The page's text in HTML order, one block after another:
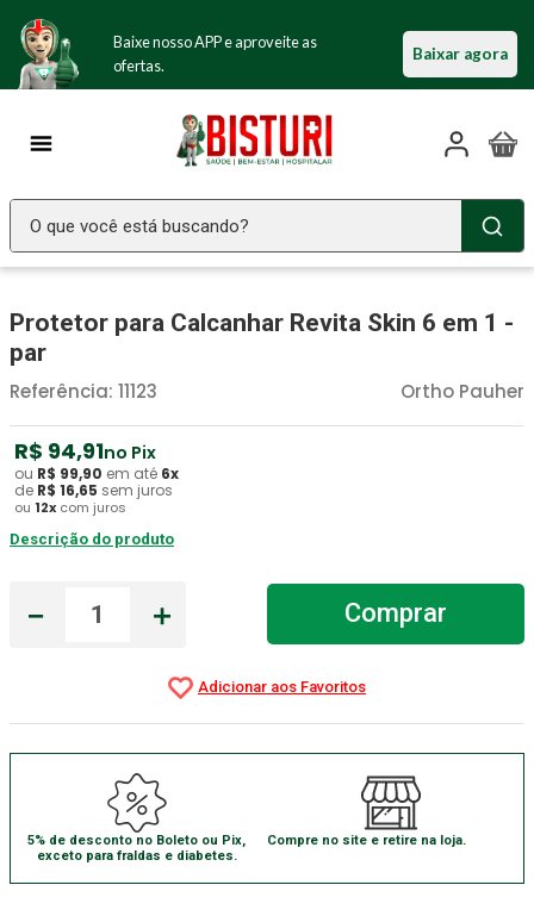
Baixe nosso APP e aproveite as
ofertas.
Baixar agora
O que você está buscando?
Protetor para Calcanhar Revita Skin 6 em 1 -
par
Ortho Pauher
Referência: 11123
R$ 94,91no Pix
ou R$ 99,90 em até 6x
de R$ 16,65 sem juros
ou 12x com juros
Descrição do produto
＋
－ Comprar
5% de desconto no Boleto ou Pix,
exceto para fraldas e diabetes.
Compre no site e retire na loja.
1º Seringa Insulina
3 º Luva Latex
4º Estetoscopio Littmann
5 º Littmann
º Absorvente Geriatrico
Aparelho Pressão